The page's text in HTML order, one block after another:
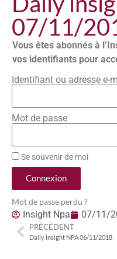
07/11/
Vous êtes abonnés à
vos identifiants pour
Identifiant ou adresse e-
Mot de passe
Se souvenir de moi
Connexion
Mot de passe perdu ?
Insight Npa 07/11/
PRÉCÉDENT
Daily insight NPA 06/11/2018